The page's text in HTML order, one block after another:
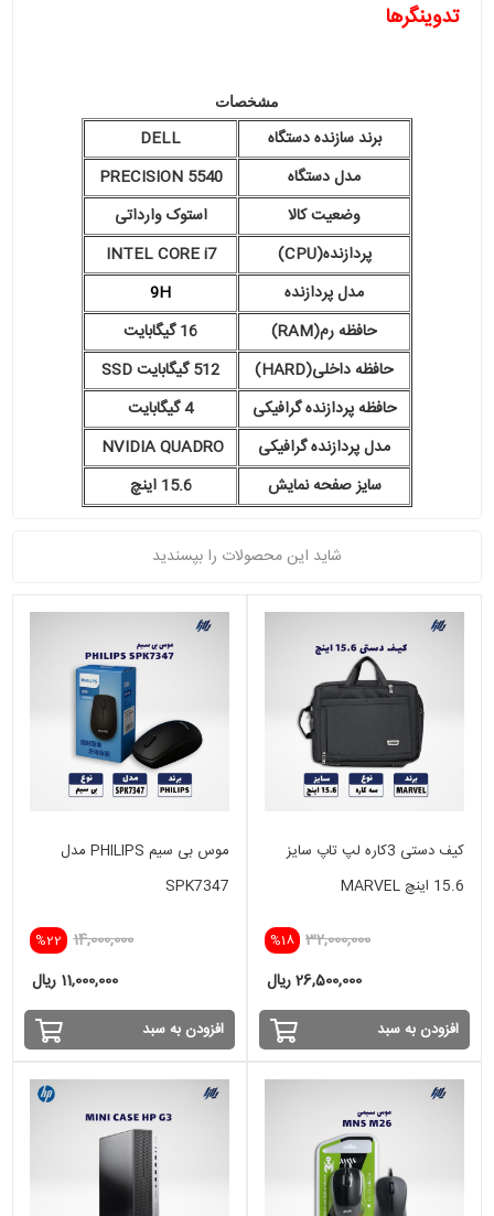
تدوینگرها
مشخصات
برند سازنده دستگاه
DELL
مدل دستگاه
PRECISION 5540
وضعیت کالا
استوک وارداتی
پردازنده(CPU)
INTEL CORE i7
مدل پردازنده
9H
حافظه رم(RAM)
16 گیگابایت
حافظه داخلی(HARD)
512 گیگابایت SSD
حافظه پردازنده گرافیکی
4 گیگابایت
مدل پردازنده گرافیکی
NVIDIA QUADRO
سایز صفحه نمایش
15.6 اینچ
شاید این محصولات را بپسندید
کیف دستی 3کاره لپ تاپ سایز
15.6 اینچ MARVEL
%18 32,000,000
26,500,000 ریال
افزودن به سبد
موس بی سیم PHILIPS مدل
SPK7347
%22 14,000,000
11,000,000 ریال
افزودن به سبد